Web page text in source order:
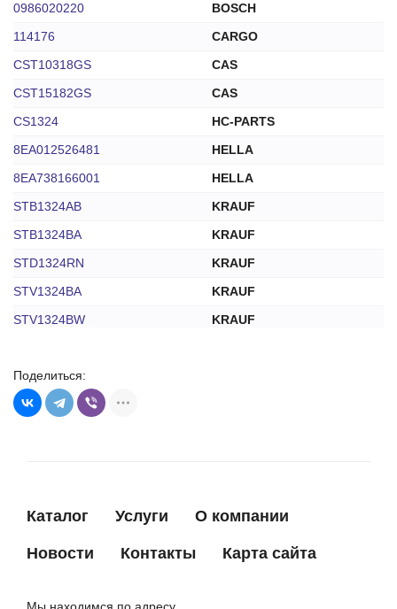
0986020220
BOSCH
114176
CARGO
CST10318GS
CAS
CST15182GS
CAS
CS1324
HC-PARTS
8EA012526481
HELLA
8EA738166001
HELLA
STB1324AB
KRAUF
STB1324BA
KRAUF
STD1324RN
KRAUF
STV1324BA
KRAUF
STV1324BW
KRAUF
STV1324TJ
STV1324ZL
CS1324
MFG(RG)
ST0273R
MFG(RG)
STV1324RB
Поделиться:
Каталог Услуги О компании
Новости Контакты Карта сайта